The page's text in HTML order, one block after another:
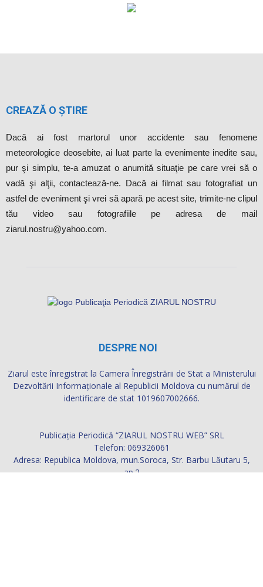
CREAZĂ O ȘTIRE
Dacă ai fost martorul unor accidente sau fenomene
meteorologice deosebite, ai luat parte la evenimente inedite sau,
pur şi simplu, te-a amuzat o anumită situaţie pe care vrei să o
vadă şi alţii, contactează-ne. Dacă ai filmat sau fotografiat un
astfel de eveniment şi vrei să apară pe acest site, trimite-ne clipul
tău video sau fotografiile pe adresa de mail
ziarul.nostru@yahoo.com.
DESPRE NOI
Ziarul este înregistrat la Camera Înregistrării de Stat a Ministerului
Dezvoltării Informaţionale al Republicii Moldova cu numărul de
identificare de stat 1019607002666.
Publicația Periodică “ZIARUL NOSTRU WEB” SRL
Telefon: 069326061
Adresa: Republica Moldova, mun.Soroca, Str. Barbu Lăutaru 5,
ap.2